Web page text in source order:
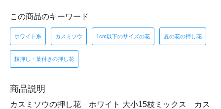
この商品のキーワード
ホワイト系 カスミソウ 1cm以下のサイズの花 夏の花の押し花
枝押し・葉付きの押し花
商品説明
カスミソウの押し花 ホワイト 大小15枝ミックス カス